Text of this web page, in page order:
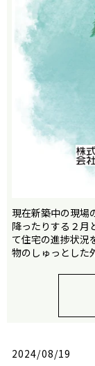
現在新築中の現場
降ったりする２月
て住宅の進捗状況
物のしゅっとし
2024/08/19